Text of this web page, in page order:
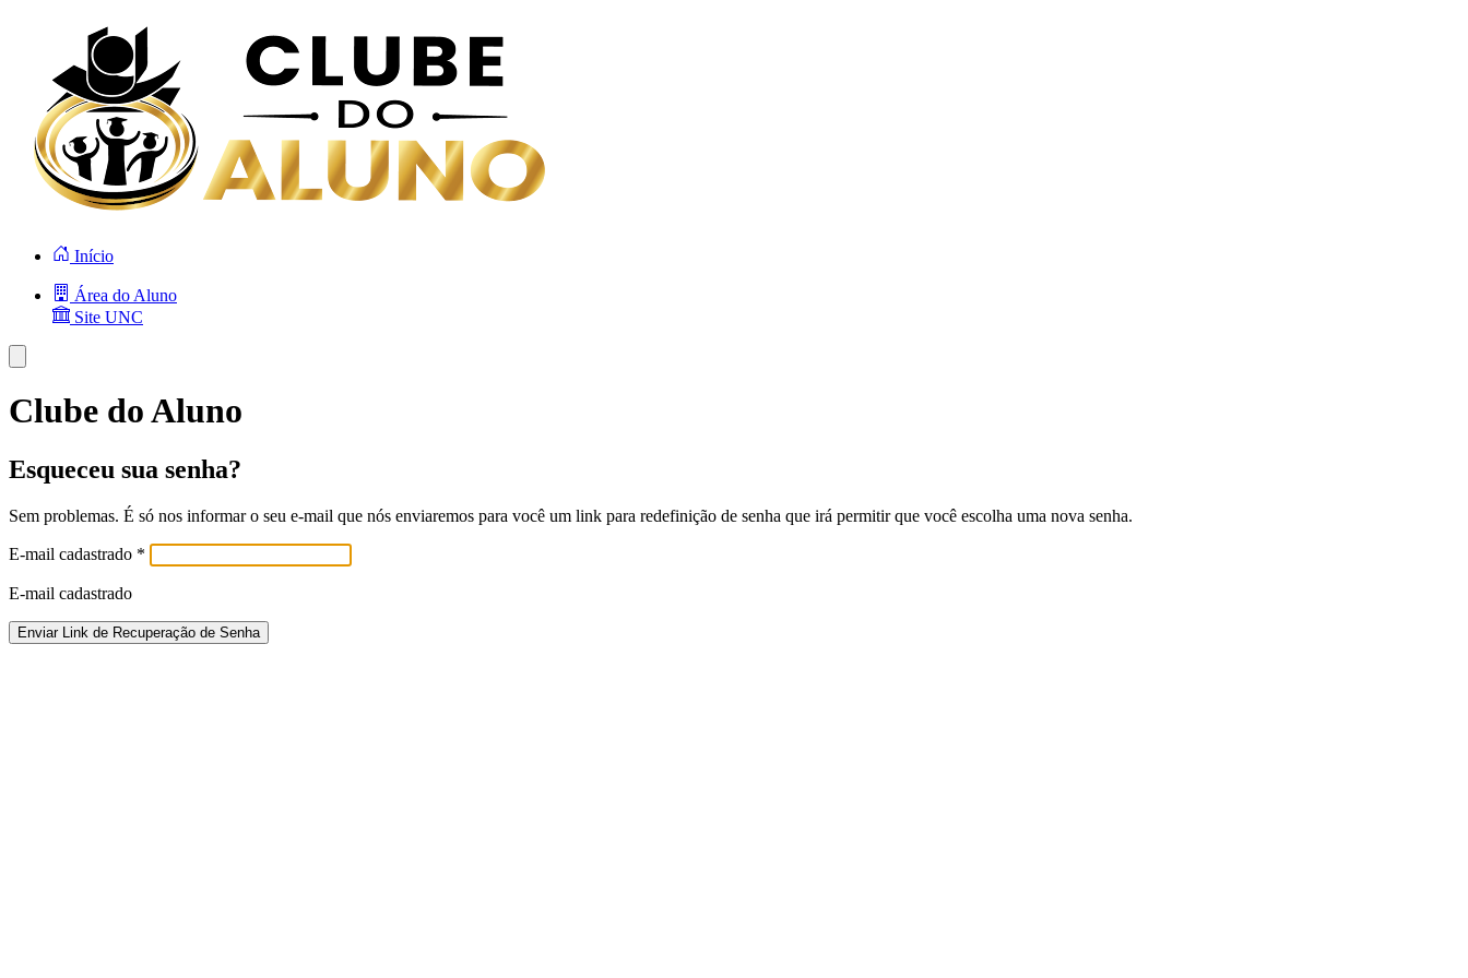
Início
Área do Aluno
Site UNC
Clube do Aluno
Esqueceu sua senha?
Sem problemas. É só nos informar o seu e-mail que nós enviaremos para você um link para redefinição de senha que irá permitir que você escolha uma nova senha.
E-mail cadastrado *
E-mail cadastrado
Enviar Link de Recuperação de Senha